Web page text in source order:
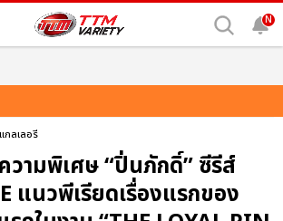
N
แกลเลอรี
วามพิเศษ “ปิ่นภักดิ์” ซีรีส์
แนวพีเรียดเรื่องแรกของ